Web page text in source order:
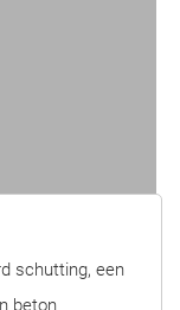
schutting, een
beton